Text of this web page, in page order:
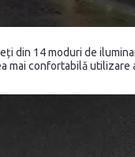
14 moduri de
confortabilă utilizare